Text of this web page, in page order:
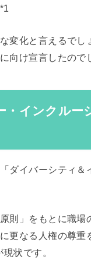
変化と言えるでし
向け宣言したので
・インクルー
ダイバーシティ＆
則」をもとに職場
更なる人権の尊重
状です。